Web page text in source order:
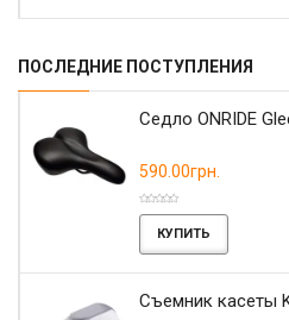
ПОСЛЕДНИЕ ПОСТУПЛЕНИЯ
Седло ONRIDE
590.00грн.
КУПИТЬ
Съемник касеты